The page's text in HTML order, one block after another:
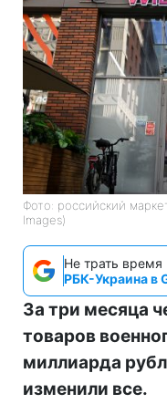
Фото: российский
Images)
Не трать время
РБК-Украина в
За три месяца
товаров
миллиарда
изменили все.